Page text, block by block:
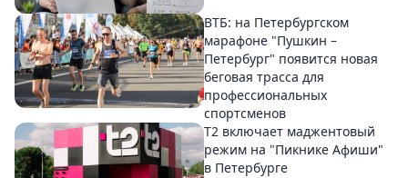
ВТБ: на Петербургском
марафоне "Пушкин –
Петербург" появится новая
беговая трасса для
профессиональных
спортсменов
Т2 включает маджентовый
режим на "Пикнике Афиши"
в Петербурге